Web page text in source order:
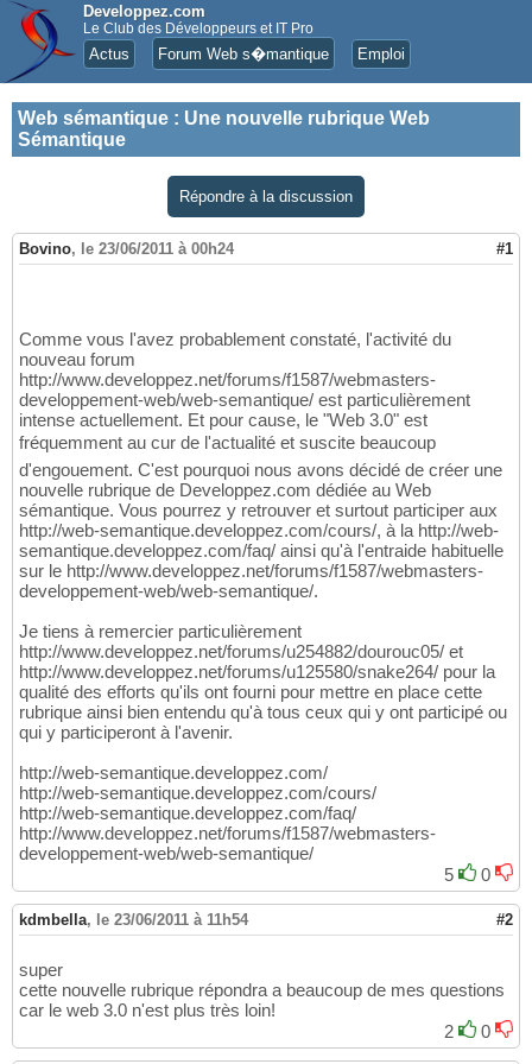
Developpez.com
Le Club des Développeurs et IT Pro
Actus Forum Web s�mantique Emploi
Web sémantique : Une nouvelle rubrique Web
Sémantique
Répondre à la discussion
Bovino, le 23/06/2011 à 00h24 #1
Comme vous l'avez probablement constaté, l'activité du
nouveau forum
http://www.developpez.net/forums/f1587/webmasters-
developpement-web/web-semantique/ est particulièrement
intense actuellement. Et pour cause, le "Web 3.0" est
fréquemment au cur de l'actualité et suscite beaucoup
d'engouement. C'est pourquoi nous avons décidé de créer une
nouvelle rubrique de Developpez.com dédiée au Web
sémantique. Vous pourrez y retrouver et surtout participer aux
http://web-semantique.developpez.com/cours/, à la http://web-
semantique.developpez.com/faq/ ainsi qu'à l'entraide habituelle
sur le http://www.developpez.net/forums/f1587/webmasters-
developpement-web/web-semantique/.
Je tiens à remercier particulièrement
http://www.developpez.net/forums/u254882/dourouc05/ et
http://www.developpez.net/forums/u125580/snake264/ pour la
qualité des efforts qu'ils ont fourni pour mettre en place cette
rubrique ainsi bien entendu qu'à tous ceux qui y ont participé ou
qui y participeront à l'avenir.
http://web-semantique.developpez.com/
http://web-semantique.developpez.com/cours/
http://web-semantique.developpez.com/faq/
http://www.developpez.net/forums/f1587/webmasters-
developpement-web/web-semantique/
5
0
kdmbella, le 23/06/2011 à 11h54 #2
super
cette nouvelle rubrique répondra a beaucoup de mes questions
car le web 3.0 n'est plus très loin!
2
0